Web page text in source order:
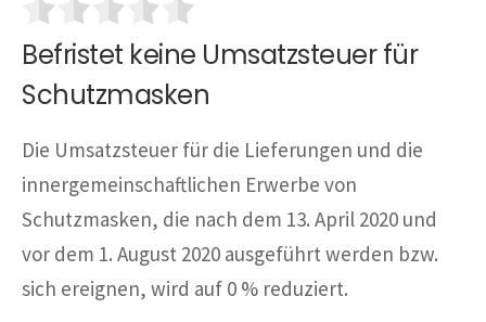
Befristet keine Umsatzsteuer für
Schutzmasken
Die Umsatzsteuer für die Lieferungen und die
innergemeinschaftlichen Erwerbe von
Schutzmasken, die nach dem 13. April 2020 und
vor dem 1. August 2020 ausgeführt werden bzw.
sich ereignen, wird auf 0 % reduziert.